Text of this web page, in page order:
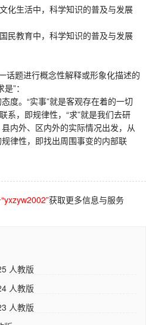
生活中，科学知识的普及与发展
教育中，科学知识的普及与发展
题进行概念性解释或形象化描述的
”：
。“实事”就是客观存在着的一切
系，即规律性，“求”就是我们去研
内外、区内外的实际情况出发，从
律性，即找出周围事变的内部联
“yxzyw2002”获取更多信息与服务
人教版
人教版
人教版